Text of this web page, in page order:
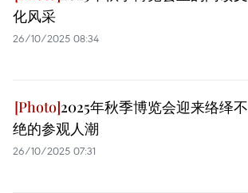
化风采
26/10/2025 08:34
2025年秋季博览会迎来络绎不
绝的参观人潮
26/10/2025 07:31